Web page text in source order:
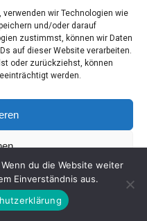
wir Technologien wie
und/oder darauf
zustimmst, können wir Daten
auf dieser Website verarbeiten.
oder zurückziehst, können
werden.
ansehen
Impres­sum
du die Website weiter
Einverständnis aus.